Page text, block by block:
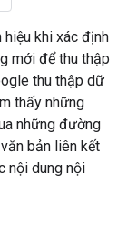
khi xác định
mới để thu thập
thu thập dữ
thấy những
những đường
bản liên kết
nội dung nội